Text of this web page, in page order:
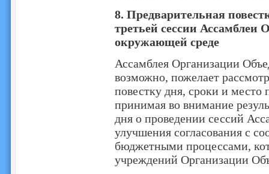
8. Предварительная
третьей сессии
окружающей среде
Ассамблея Организации
возможно, пожелает
повестку дня, сроки и место
принимая во внимание
дня о проведении сессий
улучшения согласования с
бюджетными процессами,
учреждений Организации